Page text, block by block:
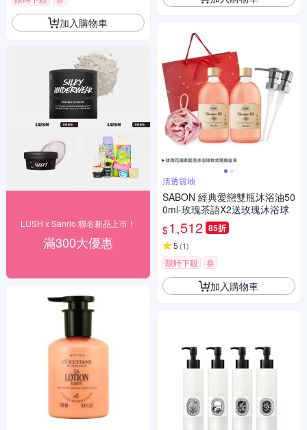
加入購物車
LUSH x Sanrio 聯名新品上市！
滿300大優惠
清透質地
SABON 經典愛戀雙瓶沐浴油50
0ml-玫瑰茶語X2送玫瑰沐浴球
$1,512 85折
5 (1)
限時下殺 券
加入購物車